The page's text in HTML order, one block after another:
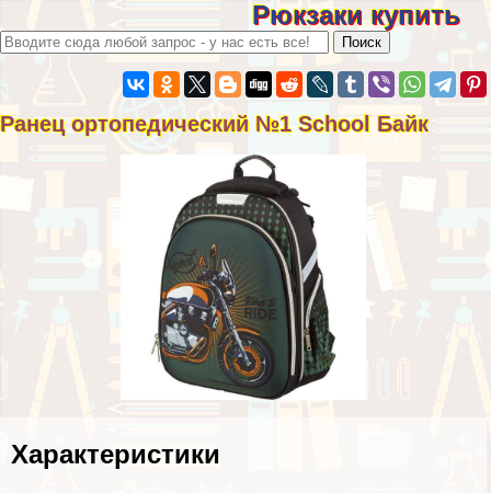
Рюкзаки купить
Ранец ортопедический №1 School Байк
Хаpaктеристики